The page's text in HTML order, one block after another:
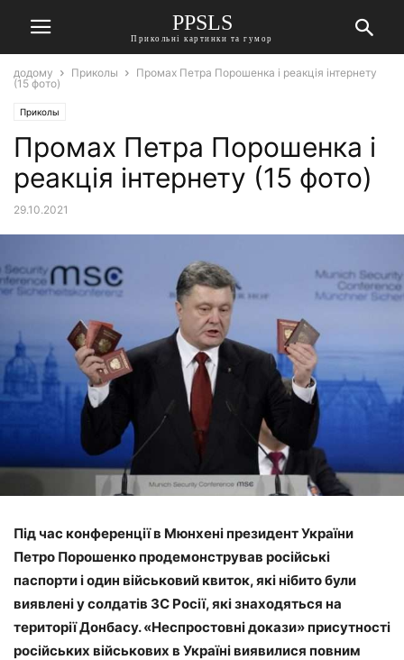
PPSLS
Прикольні картинки та гумор
додому Приколы
Промах Петра Порошенка і реакція інтернету
(15 фото)
Приколы
Промах Петра Порошенка і
реакція інтернету (15 фото)
29.10.2021
Під час конференції в Мюнхені президент України
Петро Порошенко продемонстрував російські
паспорти і один військовий квиток, які нібито були
виявлені у солдатів ЗС Росії, які знаходяться на
території Донбасу. «Неспростовні докази» присутності
російських військових в Україні виявилися повним